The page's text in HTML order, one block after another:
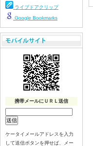
ライブドアクリップ
Google Bookmarks
携帯メールにＵＲＬ送信
ケータイメールアドレスを入力
して送信ボタンを押せば、メー